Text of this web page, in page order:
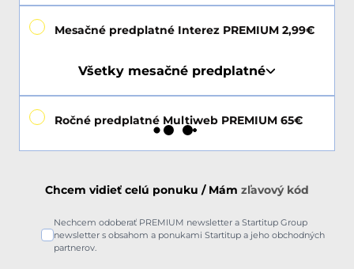
Mesačné predplatné Interez PREMIUM 2,99€
Všetky mesačné predplatné
Ročné predplatné Multiweb PREMIUM 65€
Chcem vidieť celú ponuku / Mám zľavový kód
Nechcem odoberať PREMIUM newsletter a Startitup Group
newsletter s obsahom a ponukami Startitup a jeho obchodných
partnerov.